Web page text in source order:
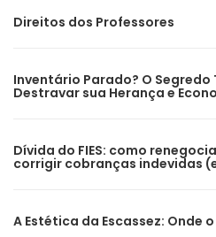
Direitos dos Professores
Inventário Parado? O
Destravar sua Herança e
Dívida do FIES: como
corrigir cobranças indevidas
A Estética da Escassez: Onde